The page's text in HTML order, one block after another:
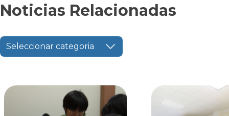
Noticias Relacionadas
Seleccionar categoria